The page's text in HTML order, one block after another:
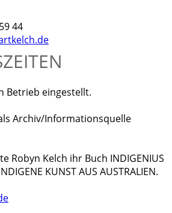
44
Betrieb eingestellt.
Archiv/Informationsquelle
Robyn Kelch ihr Buch INDIGENIUS
KUNST AUS AUSTRALIEN.